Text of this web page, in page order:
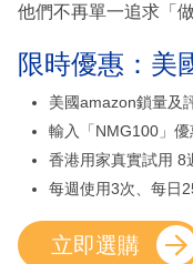
他們不再單一追求「
限時優惠：美
美國amazon鎖量及
輸入「NMG100」
香港用家真實試用 8
每週使用3次、每日
立即選購